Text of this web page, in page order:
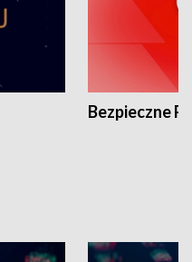
Bezpieczne